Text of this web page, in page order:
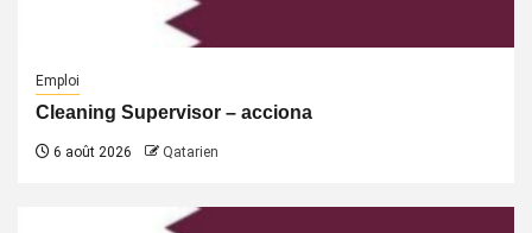
Emploi
Cleaning Supervisor – acciona
6 août 2026 Qatarien